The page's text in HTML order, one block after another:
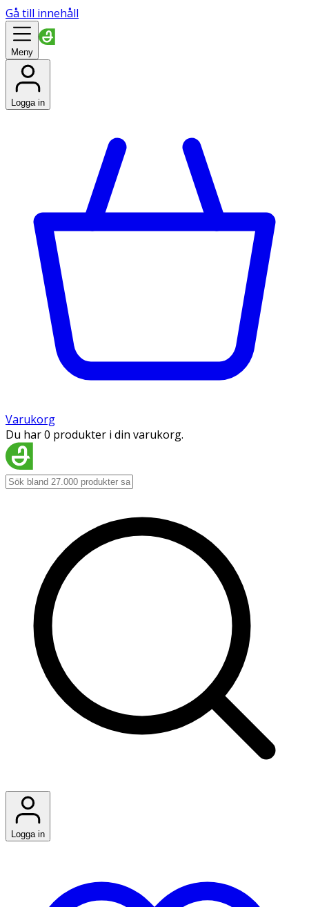
Gå till innehåll
Meny
Logga in
Varukorg
Du har 0 produkter i din varukorg.
Logga in